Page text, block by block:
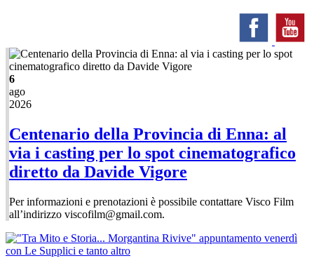
6
ago
2026
Centenario della Provincia di Enna: al
via i casting per lo spot cinematografico
diretto da Davide Vigore
Per informazioni e prenotazioni è possibile contattare Visco Film
all’indirizzo viscofilm@gmail.com.